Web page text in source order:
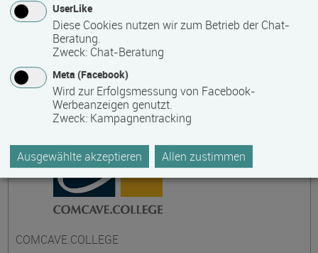
Qualifizierung und Weiterbildung.
Kontakt
COMCAVE.COLLEGE
UserLike
Diese Cookies nutzen wir zum Betrieb der Chat-
Beratung.
Zweck: Chat-Beratung
Meta (Facebook)
Wird zur Erfolgsmessung von Facebook-
Werbeanzeigen genutzt.
Zweck: Kampagnentracking
Ausgewählte akzeptieren Allen zustimmen